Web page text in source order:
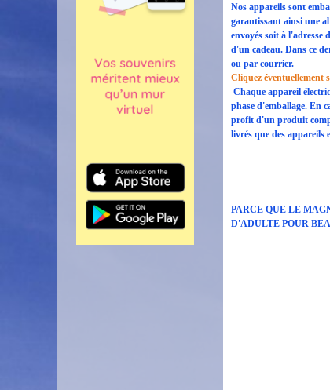
Nos appareils sont
garantissant ainsi une
envoyés soit à l'adresse
d'un cadeau. Dans ce
ou par courrier.
Cliquez éventuellement
Chaque appareil
phase d'emballage. En
profit d'un produit
livrés que des appareils
PARCE QUE LE
D'ADULTE POUR